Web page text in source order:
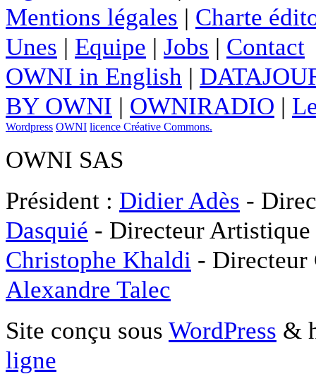
Mentions légales | Charte
Unes | Equipe | Jobs | Contact
OWNI in English |
BY OWNI | OWNIRADIO |
Wordpress OWNI licence Créative Commons.
OWNI SAS
Président : Didier Adès -
Dasquié - Directeur
Christophe Khaldi -
Alexandre Talec
Site conçu sous WordPress &
ligne